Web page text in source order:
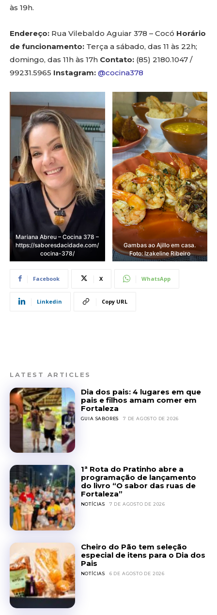
às 19h.
Endereço: Rua Vilebaldo Aguiar 378 – Cocó Horário
de funcionamento: Terça a sábado, das 11 às 22h;
domingo, das 11h às 17h Contato: (85) 2180.1047 /
99231.5965 Instagram: @cocina378
Mariana Abreu – Cocina 378 –
https://saboresdacidade.com/
cocina-378/
Gambas ao Ajillo em casa.
Foto: Izakeline Ribeiro
Facebook X WhatsApp
Linkedin Copy URL
LATEST ARTICLES
Dia dos pais: 4 lugares em que
pais e filhos amam comer em
Fortaleza
GUIA SABORES 7 DE AGOSTO DE 2026
1ª Rota do Pratinho abre a
programação de lançamento
do livro “O sabor das ruas de
Fortaleza”
NOTÍCIAS 7 DE AGOSTO DE 2026
Cheiro do Pão tem seleção
especial de itens para o Dia dos
Pais
NOTÍCIAS 6 DE AGOSTO DE 2026